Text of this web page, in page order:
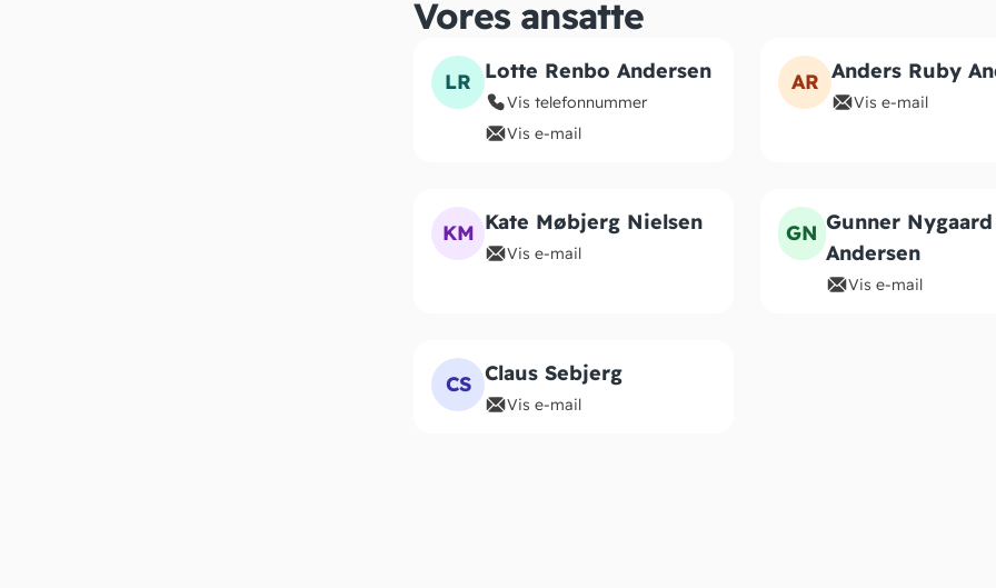
Vores ansatte
LR Lotte Renbo Andersen
Vis telefonnummer
Vis e-mail
AR Anders Ruby
Vis e-mail
KM Kate Møbjerg Nielsen
Vis e-mail
GN Gunner Nygaard
Andersen
Vis e-mail
CS Claus Sebjerg
Vis e-mail